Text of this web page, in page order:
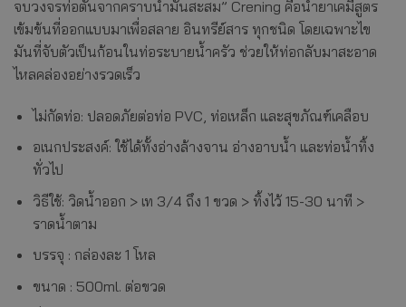
จบวงจรท่อตันจากคราบน้ำมันสะสม” Crening คือน้ำยาเคมีสูตร
เข้มข้นที่ออกแบบมาเพื่อสลาย อินทรีย์สาร ทุกชนิด โดยเฉพาะไข
มันที่จับตัวเป็นก้อนในท่อระบายน้ำครัว ช่วยให้ท่อกลับมาสะอาด
ไหลคล่องอย่างรวดเร็ว
ไม่กัดท่อ: ปลอดภัยต่อท่อ PVC, ท่อเหล็ก และสุขภัณฑ์เคลือบ
อเนกประสงค์: ใช้ได้ทั้งอ่างล้างจาน อ่างอาบน้ำ และท่อน้ำทิ้ง
ทั่วไป
วิธีใช้: วิดน้ำออก > เท 3/4 ถึง 1 ขวด > ทิ้งไว้ 15-30 นาที >
ราดน้ำตาม
บรรจุ : กล่องละ 1 โหล
ขนาด : 500ml. ต่อขวด